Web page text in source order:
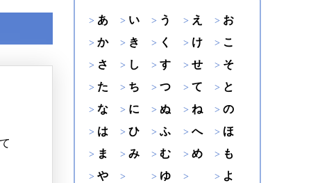
あ い う え
お
か
き く け
こ
さ
し す せ
そ
た
ち つ て
と
な
に ぬ ね
の
は
ひ ふ へ
ほ
ま
み む め
も
や
ゆ
よ